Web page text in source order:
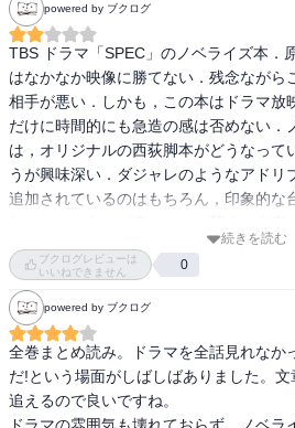
powered by ブクログ
TBS ドラマ「SPEC」のノベライズ本．
はなかなか映像に勝てない．残念ながら
相手が悪い．しかも，この本はドラマ放
だけに時間的にも急造の感は否めない．
は，オリジナルの西荻脚本がどうなって
うが興味深い．ダジャレのようなアドリ
追加されているのはもちろん，印象的な
ブレたようなところも少なくない．緻密
対して粗削りな感じ．本のいいところは
がないところ．サトリのあたりからエン
り上がっていく流れを自分のペースで追
続きを読む
ブクログレビューは
いいねできません
0
powered by ブクログ
全巻まとめ読み。ドラマを全話見れな
だ!という場面がしばしばありました。
追えるので良いですね。